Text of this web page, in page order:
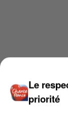
Le
priorité